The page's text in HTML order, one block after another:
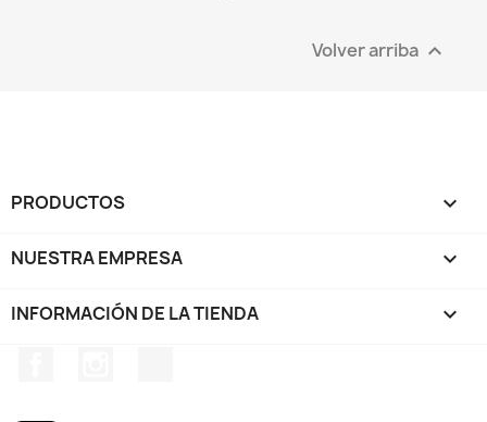
Volver arriba 
PRODUCTOS 
NUESTRA EMPRESA 
INFORMACIÓN DE LA TIENDA keyboard_arrow_down